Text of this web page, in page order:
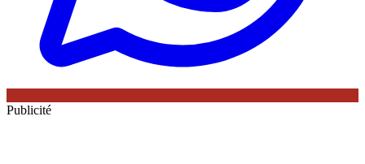
Publicité